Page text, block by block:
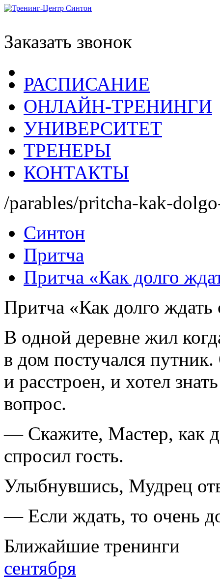
Заказать звонок
РАСПИСАНИЕ
ОНЛАЙН-ТРЕНИНГИ
УНИВЕРСИТЕТ
ТРЕНЕРЫ
КОНТАКТЫ
/parables/pritcha-kak-
Синтон
Притча
Притча «Как долго
Притча «Как долго ждать
В одной деревне жил
в дом постучался
и расстроен, и хотел
вопрос.
— Скажите, Мастер, как
спросил гость.
Улыбнувшись, Мудрец
— Если ждать, то очень
Ближайшие тренинги
сентября